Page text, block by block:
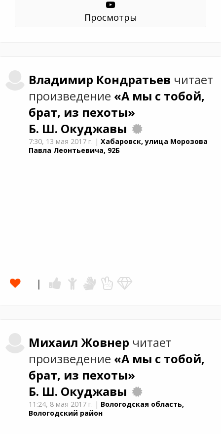
Просмотры
Владимир Кондратьев читает
произведение «А мы с тобой,
брат, из пехоты»
Б. Ш. Окуджавы
7:30, 13 мая 2017 г. |Хабаровск, улица Морозова
Павла Леонтьевича, 92Б
Михаил Жовнер читает
произведение «А мы с тобой,
брат, из пехоты»
Б. Ш. Окуджавы
11:24, 8 мая 2017 г. | Вологодская область,
Вологодский район